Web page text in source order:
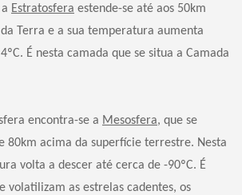
Estratosfera estende-se até aos 50km
Terra e a sua temperatura aumenta
É nesta camada que se situa a Camada
encontra-se a Mesosfera, que se
80km acima da superfície terrestre. Nesta
volta a descer até cerca de -90ºC. É
volatilizam as estrelas cadentes, os